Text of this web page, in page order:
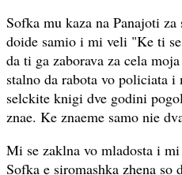
Sofka mu kaza na Panajoti
doide samio i mi veli "Ke ti
da ti ga zaborava za cela
stalno da rabota vo policiata
selckite knigi dve godini
znae. Ke znaeme samo nie
Mi se zaklna vo mladosta i
Sofka e siromashka zhena